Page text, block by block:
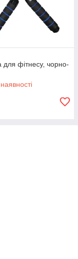
для фітнесу, чорно-